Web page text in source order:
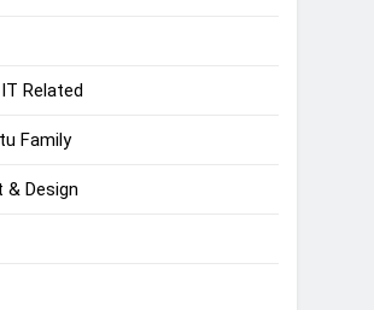
Related
Family
& Design